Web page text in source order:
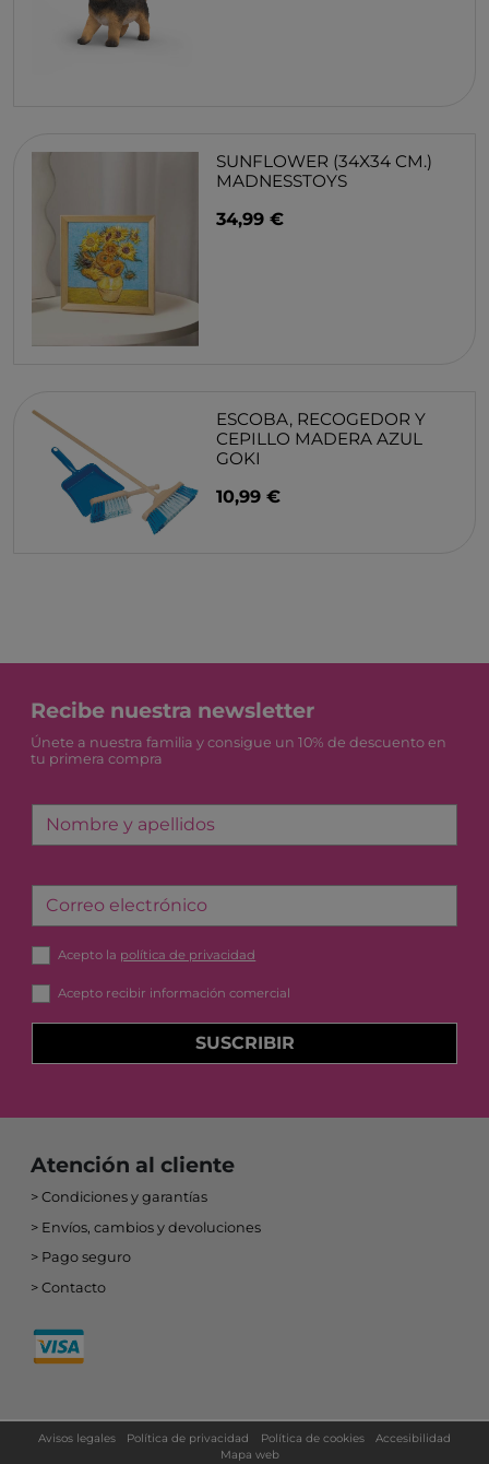
SUNFLOWER (34X34 CM.)
MADNESSTOYS
34,99 €
ESCOBA, RECOGEDOR Y
CEPILLO MADERA AZUL
GOKI
10,99 €
Recibe nuestra newsletter
Únete a nuestra familia y consigue un 10% de descuento en
tu primera compra
Nombre y apellidos
Correo electrónico
Acepto la política de privacidad
Acepto recibir información comercial
SUSCRIBIR
Atención al cliente
Condiciones y garantías
Envíos, cambios y devoluciones
Pago seguro
Contacto
Avisos legales Política de privacidad Política de cookies
Accesibilidad
Mapa web